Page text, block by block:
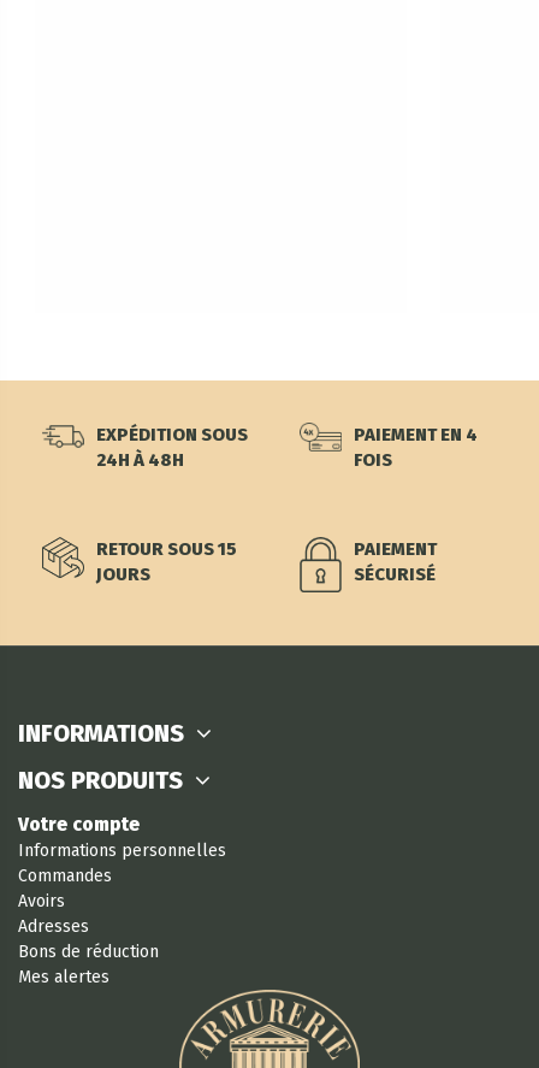
EXPÉDITION SOUS
24H À 48H
PAIEMENT EN 4
FOIS
RETOUR SOUS 15
JOURS
PAIEMENT
SÉCURISÉ
INFORMATIONS
NOS PRODUITS
Votre compte
Informations personnelles
Commandes
Avoirs
Adresses
Bons de réduction
Mes alertes